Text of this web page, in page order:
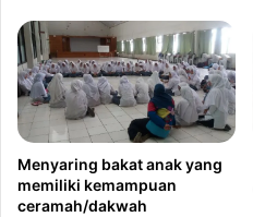
Menyaring bakat anak yang
memiliki kemampuan
ceramah/dakwah